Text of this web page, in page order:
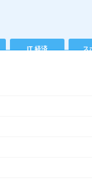
IT 経済 ス